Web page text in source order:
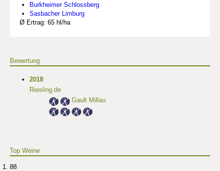
Burkheimer Schlossberg
Sasbacher Limburg
Ø Ertrag: 65 hl/ha
Bewertung
2018
Riesling.de
Gault Millau
Top Weine
88